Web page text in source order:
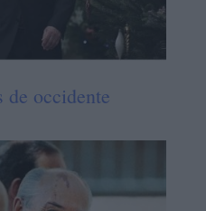
de occidente